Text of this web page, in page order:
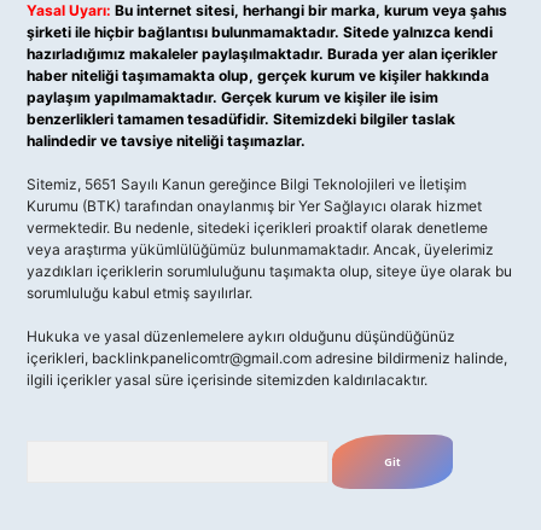
Yasal Uyarı: Bu internet sitesi, herhangi bir marka, kurum veya şahıs
şirketi ile hiçbir bağlantısı bulunmamaktadır. Sitede yalnızca kendi
hazırladığımız makaleler paylaşılmaktadır. Burada yer alan içerikler
haber niteliği taşımamakta olup, gerçek kurum ve kişiler hakkında
paylaşım yapılmamaktadır. Gerçek kurum ve kişiler ile isim
benzerlikleri tamamen tesadüfidir. Sitemizdeki bilgiler taslak
halindedir ve tavsiye niteliği taşımazlar.
Sitemiz, 5651 Sayılı Kanun gereğince Bilgi Teknolojileri ve İletişim
Kurumu (BTK) tarafından onaylanmış bir Yer Sağlayıcı olarak hizmet
vermektedir. Bu nedenle, sitedeki içerikleri proaktif olarak denetleme
veya araştırma yükümlülüğümüz bulunmamaktadır. Ancak, üyelerimiz
yazdıkları içeriklerin sorumluluğunu taşımakta olup, siteye üye olarak bu
sorumluluğu kabul etmiş sayılırlar.
Hukuka ve yasal düzenlemelere aykırı olduğunu düşündüğünüz
içerikleri, backlinkpanelicomtr@gmail.com adresine bildirmeniz halinde,
ilgili içerikler yasal süre içerisinde sitemizden kaldırılacaktır.